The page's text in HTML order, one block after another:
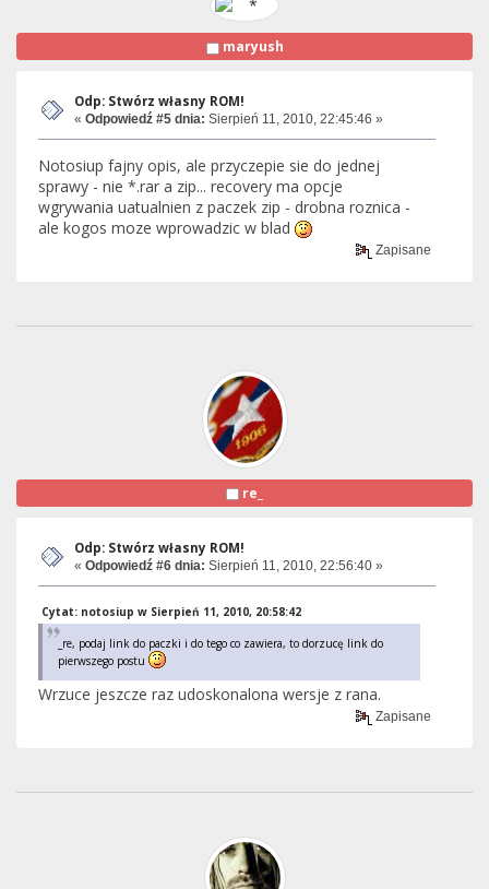
maryush
Odp: Stwórz własny ROM!
« Odpowiedź #5 dnia: Sierpień 11, 2010, 22:45:46 »
Notosiup fajny opis, ale przyczepie sie do jednej
sprawy - nie *.rar a zip... recovery ma opcje
wgrywania uatualnien z paczek zip - drobna roznica -
ale kogos moze wprowadzic w blad
Zapisane
re_
Odp: Stwórz własny ROM!
« Odpowiedź #6 dnia: Sierpień 11, 2010, 22:56:40 »
Cytat: notosiup w Sierpień 11, 2010, 20:58:42
_re, podaj link do paczki i do tego co zawiera, to dorzucę link do
pierwszego postu
Wrzuce jeszcze raz udoskonalona wersje z rana.
Zapisane